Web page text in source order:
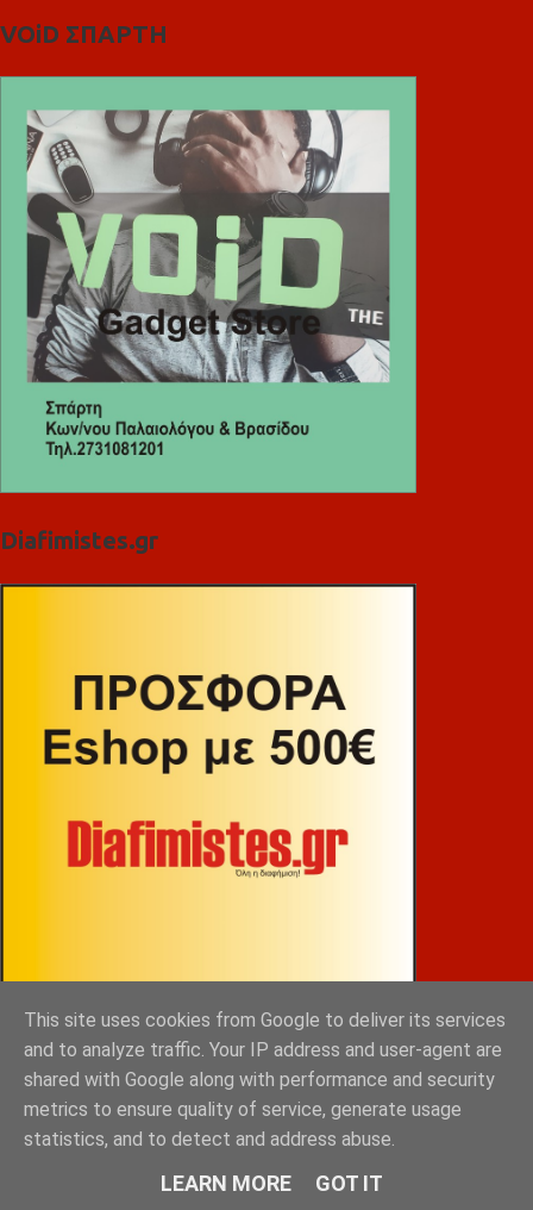
VOiD ΣΠΑΡΤΗ
Diafimistes.gr
ΒΕΚΡΑΚΟΣ
This site uses cookies from Google to deliver its services
and to analyze traffic. Your IP address and user-agent are
shared with Google along with performance and security
metrics to ensure quality of service, generate usage
statistics, and to detect and address abuse.
LEARN MORE GOT IT